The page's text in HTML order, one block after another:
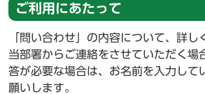
ご利用にあたって
「問い合わせ」の内容について、詳し
当部署からご連絡をさせていただく場
答が必要な場合は、お名前を入力して
願いします。